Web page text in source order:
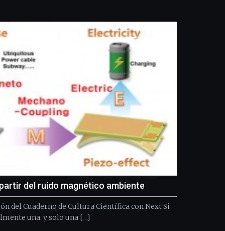
festival
que
la
ciudad
de
monólogos,
exposiciones,
conferencias,
ciencia
del
16
de
del ruido magnético ambiente
del Cuaderno de Cultura Científica con Next Si
una, y solo una […]